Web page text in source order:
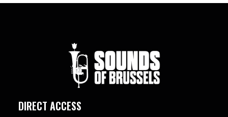
DIRECT ACCESS